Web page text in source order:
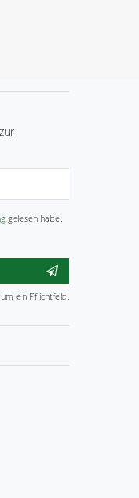
gelesen habe.
ein Pflichtfeld.